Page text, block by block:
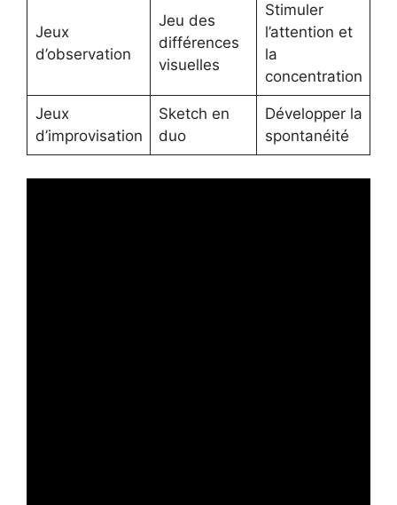
Jeux
d’observation
Jeu des
différences
visuelles
Stimuler
l’attention et
la
concentration
Jeux
d’improvisation
Sketch en
duo
Développer la
spontanéité